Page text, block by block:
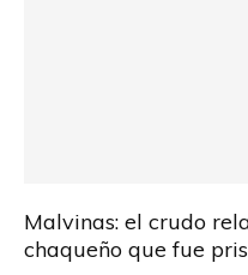
Malvinas: el crudo
chaqueño que fue